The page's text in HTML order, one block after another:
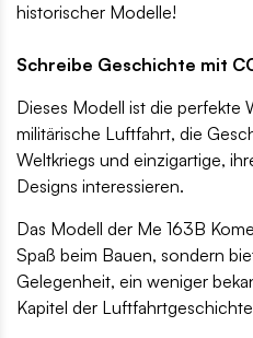
historischer Modelle!
Schreibe Geschichte mit
Dieses Modell ist die perfekte
militärische Luftfahrt, die
Weltkriegs und einzigartige,
Designs interessieren.
Das Modell der Me 163B
Spaß beim Bauen, sondern
Gelegenheit, ein weniger
Kapitel der